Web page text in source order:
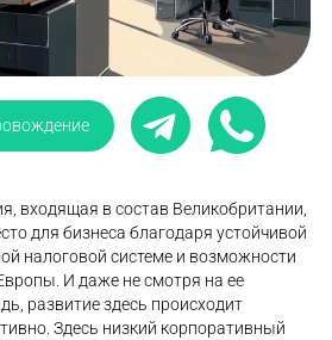
входящая в состав Великобритании,
для бизнеса благодаря устойчивой
налоговой системе и возможности
И даже не смотря на ее
развитие здесь происходит
Здесь низкий корпоративный